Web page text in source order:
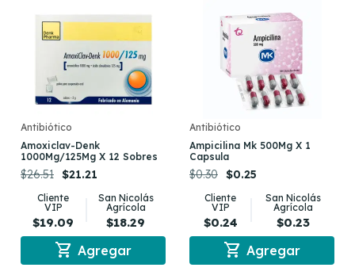
Antibiótico
Amoxiclav-Denk
1000Mg/125Mg X 12 Sobres
$26.51 $21.21
Cliente
VIP
$19.09
San Nicolás
Agrícola
$18.29
shopping_cart Agregar
Antibiótico
Ampicilina Mk 500Mg X 1
Capsula
$0.30 $0.25
Cliente
VIP
$0.24
San Nicolás
Agrícola
$0.23
shopping_cart Agregar